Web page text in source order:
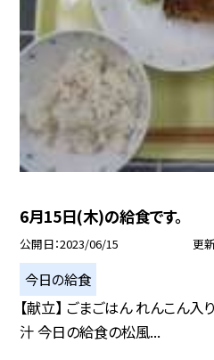
6月15日(木)の給食です。
公開日 2023/06/15 更
今日の給食
【献立】 ごまごはん れんこん
汁 今日の給食の松風...